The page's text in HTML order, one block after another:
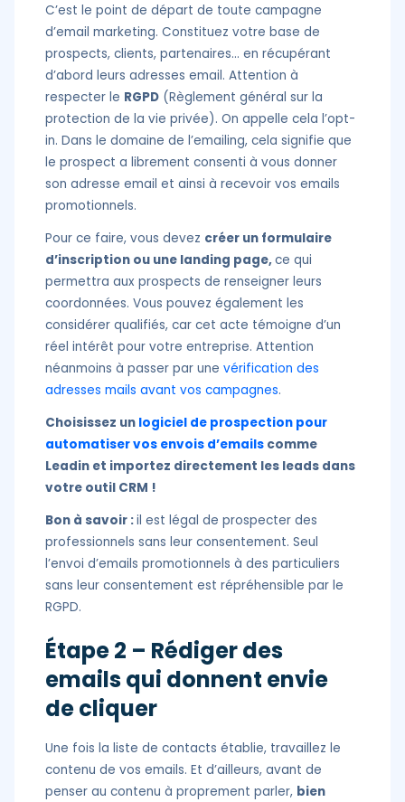
C’est le point de départ de toute campagne
d’email marketing. Constituez votre base de
prospects, clients, partenaires… en récupérant
d’abord leurs adresses email. Attention à
respecter le RGPD (Règlement général sur la
protection de la vie privée). On appelle cela l’opt-
in. Dans le domaine de l’emailing, cela signifie que
le prospect a librement consenti à vous donner
son adresse email et ainsi à recevoir vos emails
promotionnels.
Pour ce faire, vous devez créer un formulaire
d’inscription ou une landing page,ce qui
permettra aux prospects de renseigner leurs
coordonnées. Vous pouvez également les
considérer qualifiés, car cet acte témoigne d’un
réel intérêt pour votre entreprise. Attention
néanmoins à passer par une vérification des
adresses mails avant vos campagnes.
Choisissez un logiciel de prospection pour
automatiser vos envois d’emails comme
Leadin et importez directement les leads dans
votre outil CRM !
Bon à savoir :il est légal de prospecter des
professionnels sans leur consentement. Seul
l’envoi d’emails promotionnels à des particuliers
sans leur consentement est répréhensible par le
RGPD.
Étape 2 – Rédiger des
emails qui donnent envie
de cliquer
Une fois la liste de contacts établie, travaillez le
contenu de vos emails. Et d’ailleurs, avant de
penser au contenu à proprement parler, bien